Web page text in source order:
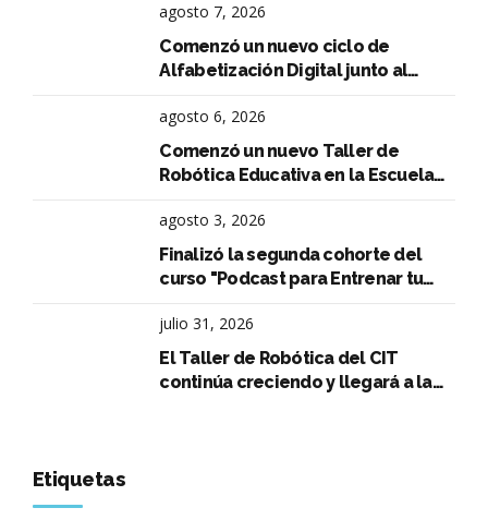
agosto 7, 2026
Comenzó un nuevo ciclo de
Alfabetización Digital junto al
agosto 6, 2026
Comenzó un nuevo Taller de
Robótica Educativa en la Escuela
agosto 3, 2026
Finalizó la segunda cohorte del
curso "Podcast para Entrenar tu
julio 31, 2026
El Taller de Robótica del CIT
continúa creciendo y llegará a la
Etiquetas